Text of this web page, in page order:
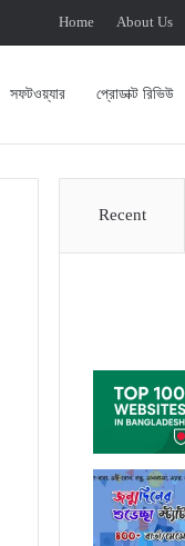
Home About Us
সফটওয়্যার প্রোডাক্ট রিভিউ
Recent